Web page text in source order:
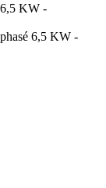
6,5 KW -
6,5 KW -